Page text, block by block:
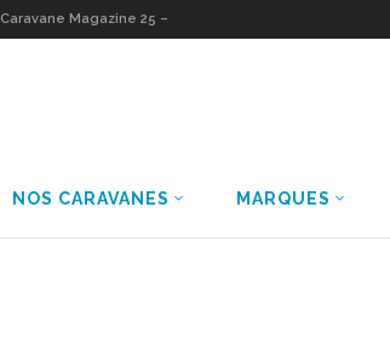
Caravane Magazine 25 –
NOS CARAVANES MARQUES